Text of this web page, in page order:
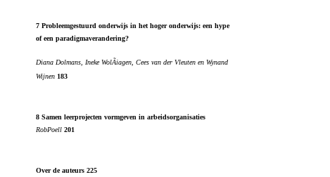
7 Probleemgestuurd onderwijs in het hoger onderwijs: een hype
of een paradigmaverandering?
Diana Dolmans, Ineke WolÃiagen, Cees van der Vleuten en Wynand
Wijnen183
8 Samen leerprojecten vormgeven in arbeidsorganisaties
RobPoell201
Over de auteurs 225